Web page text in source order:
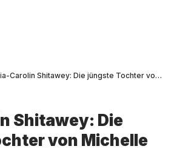
Carolin Shitawey: Die jüngste Tochter von Michelle im Porträt
Shitawey: Die
von Michelle